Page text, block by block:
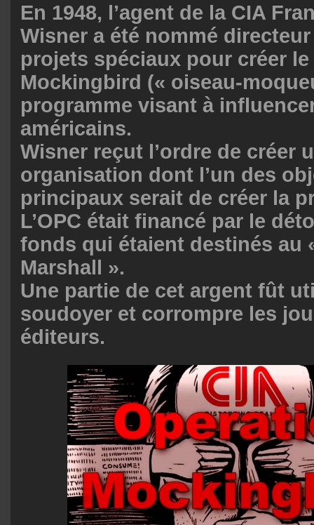
En 1948, l’agent de la CIA
Wisner a été nommé
projets spéciaux pour créer
Mockingbird (« oiseau-
programme visant à
américains.
Wisner reçut l’ordre de créer
organisation dont l’un des
principaux serait de créer la
L’OPC était financé par le
fonds qui étaient destinés au
Marshall ».
Une partie de cet argent fût
soudoyer et corrompre les
éditeurs.